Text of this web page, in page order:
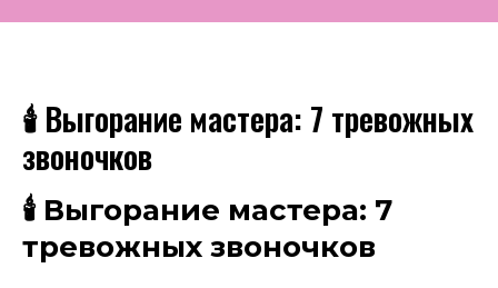
🕯️ Выгорание мастера: 7 тревожных
звоночков
🕯️ Выгорание мастера: 7
тревожных звоночков